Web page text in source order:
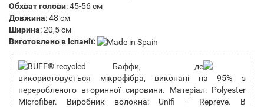
Обхват голови: 45-56 см
Довжина: 48 см
Ширина: 20,5 см
Виготовлено в Іспанії:
Баффи, де
використовується мікрофібра, виконані на 95% з
переробленого вторинної сировини. Матеріал: Polyester
Microfiber. Виробник волокна: Unifi – Repreve. В